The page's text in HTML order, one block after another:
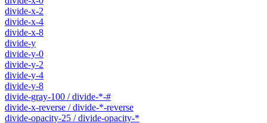
divide-x-2
divide-x-4
divide-x-8
divide-y
divide-y-0
divide-y-2
divide-y-4
divide-y-8
divide-gray-100 / divide-*-#
divide-x-reverse / divide-*-reverse
divide-opacity-25 / divide-opacity-*